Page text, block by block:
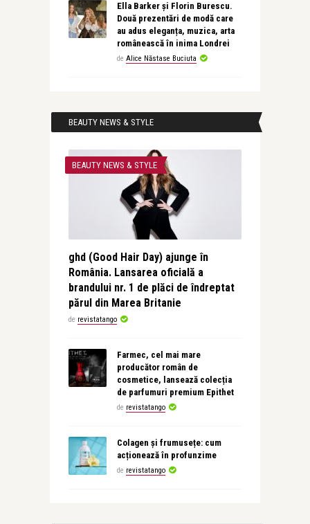
Ella Barker și Florin Burescu.
Două prezentări de modă care
au adus eleganța, muzica, arta
românească în inima Londrei
de Alice Năstase Buciuta
BEAUTY NEWS & STYLE
BEAUTY NEWS & STYLE
ghd (Good Hair Day) ajunge în
România. Lansarea oficială a
brandului nr. 1 de plăci de îndreptat
părul din Marea Britanie
de revistatango
Farmec, cel mai mare
producător român de
cosmetice, lansează colecția
de parfumuri premium Epithet
de revistatango
Colagen și frumusețe: cum
acționează în profunzime
de revistatango